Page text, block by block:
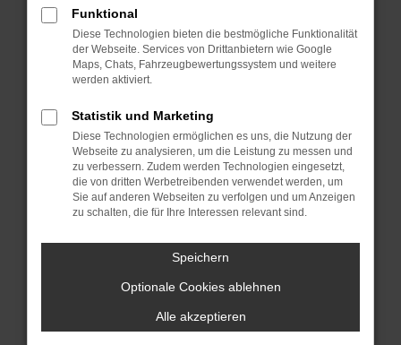
deine Suchmaschine?
Prüfe deine Browsererweiterungen.
Manche Erweiterungen, wie Werbeblocker,
können das Laden bestimmter Seiten
anderen Browser oder in einem privaten
Fenster?
Starte dein Gerät neu.
Das kann manchmal helfen,
vorübergehende Probleme zu beheben.
Stelle sicher, dass dein Browser und dein
Betriebssystem auf dem neuesten Stand
Veraltete Software birgt nicht nur ein
Sicherheitsrisiko, sondern kann auch dazu
Funktional
Diese Technologien bieten die bestmögliche Funktionalität
der Webseite. Services von Drittanbietern wie Google
Maps, Chats, Fahrzeugbewertungssystem und weitere
werden aktiviert.
Statistik und Marketing
Diese Technologien ermöglichen es uns, die Nutzung der
Webseite zu analysieren, um die Leistung zu messen und
zu verbessern. Zudem werden Technologien eingesetzt,
die von dritten Werbetreibenden verwendet werden, um
Sie auf anderen Webseiten zu verfolgen und um Anzeigen
zu schalten, die für Ihre Interessen relevant sind.
Speichern
Optionale Cookies ablehnen
Alle akzeptieren